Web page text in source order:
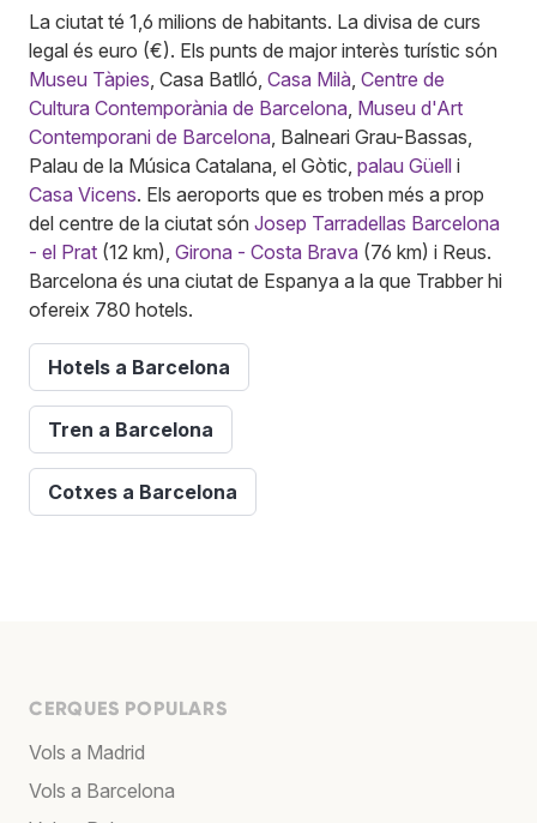
La ciutat té 1,6 milions de habitants. La divisa de curs
legal és euro (€). Els punts de major interès turístic són
Museu Tàpies , Casa Batlló, Casa Milà Centre de
Cultura Contemporània de Barcelona Museu d'Art
Contemporani de Barcelona , Balneari Grau-Bassas,
Palau de la Música Catalana, el Gòtic, palau Güell i
Casa Vicens. Els aeroports que es troben més a prop
del centre de la ciutat són Josep Tarradellas Barcelona
- el Prat (12 km), Girona - Costa Brava (76 km) i Reus.
Barcelona és una ciutat de Espanya a la que Trabber hi
ofereix 780 hotels.
Hotels a Barcelona
Tren a Barcelona
Cotxes a Barcelona
CERQUES POPULARS
Vols a Madrid
Vols a Barcelona